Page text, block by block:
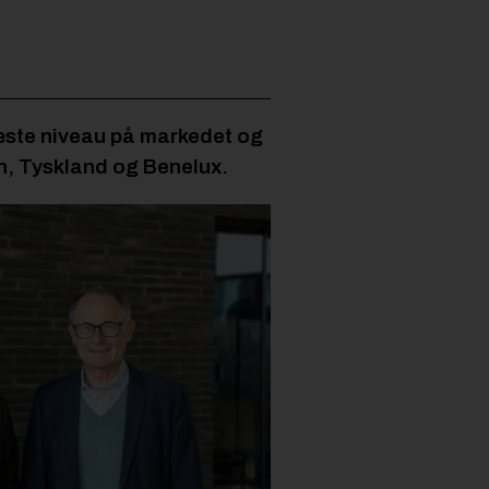
niveau på markedet og
Tyskland og Benelux.